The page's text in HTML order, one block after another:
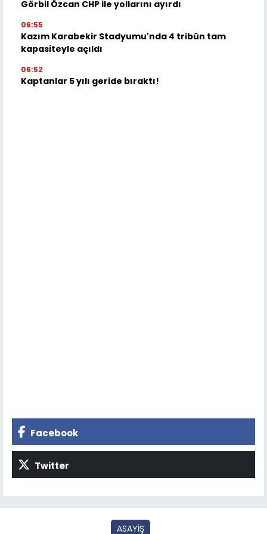
Görbil Özcan CHP ile yollarını ayırdı
06:55
Kazım Karabekir Stadyumu'nda 4 tribün tam
kapasiteyle açıldı
06:52
Kaptanlar 5 yılı geride bıraktı!
Facebook
Twitter
ASAYİŞ